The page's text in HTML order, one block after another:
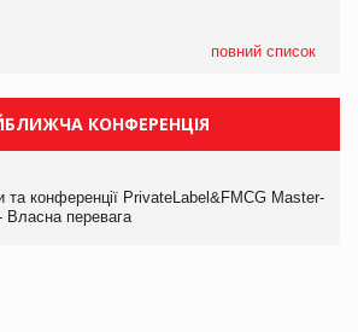
повний список
КОНФЕРЕНЦІЯ
та конференції PrivateLabel&FMCG Master-
перевага